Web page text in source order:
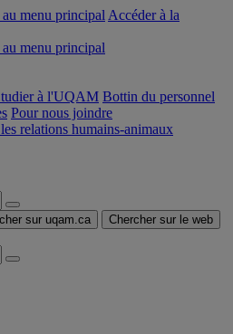
menu principal Accéder à la
menu principal
à l'UQAM Bottin du personnel
Pour nous joindre
relations humains-animaux
sur uqam.ca Chercher sur le web